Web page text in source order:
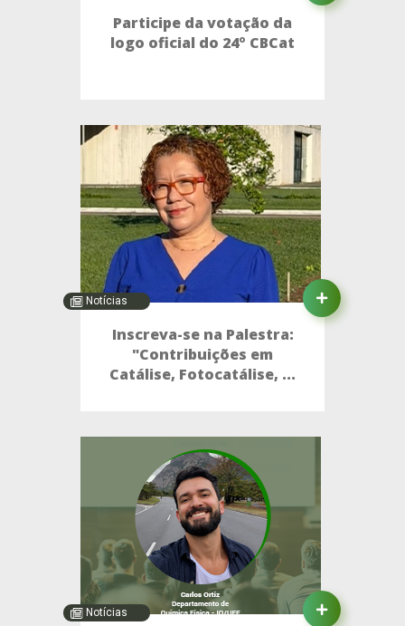
Participe da votação da
logo oficial do 24º CBCat
Notícias
Inscreva-se na Palestra:
"Contribuições em
Catálise, Fotocatálise, ...
Notícias